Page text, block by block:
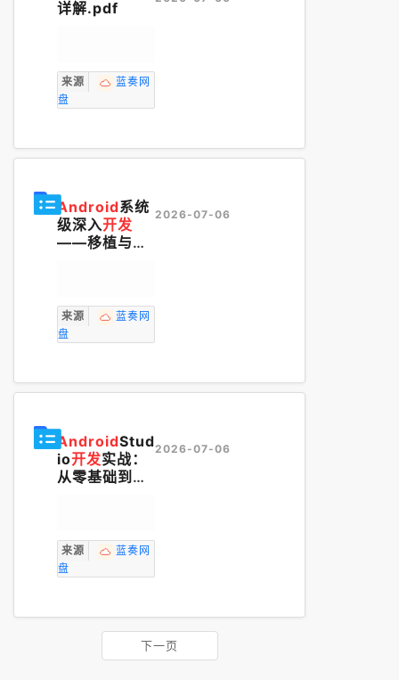
详解.pdf
来源
蓝奏网
盘
Android系统
级深入开发
——移植与调
来源
蓝奏网
盘
2026-07-06
AndroidStud
io开发实战：
从零基础到Ap
来源
蓝奏网
盘
2026-07-06
下一页